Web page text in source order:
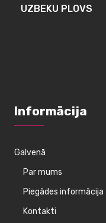
UZBEKU PLOVS
Informācija
Galvenā
Par mums
Piegādes informācija
Kontakti